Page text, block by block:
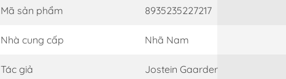
Mã sản phẩm 8935235227217
Nhà cung cấp Nhã Nam
Tác giả Jostein Gaarder